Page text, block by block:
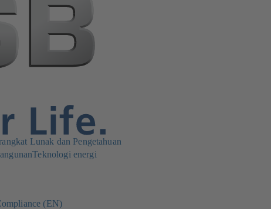
Lunak dan Pengetahuan
Teknologi energi
(EN)